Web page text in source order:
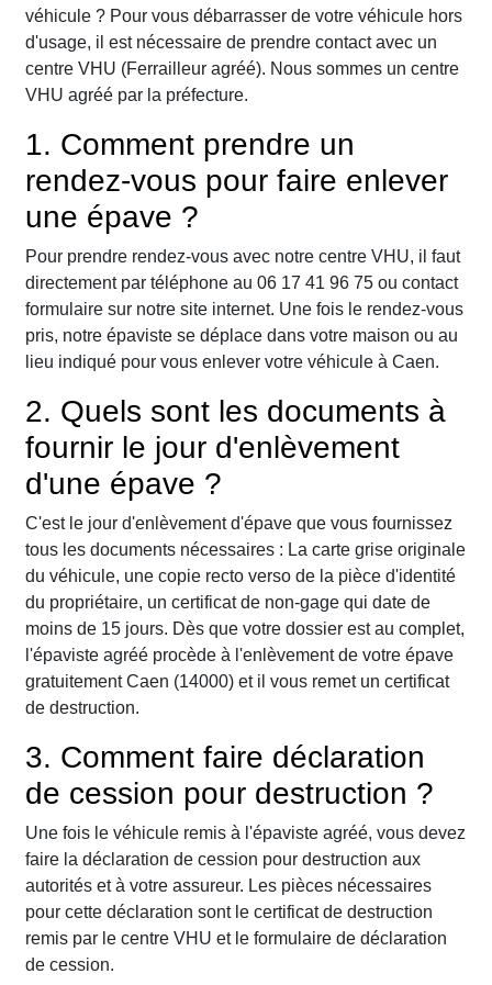
véhicule ? Pour vous débarrasser de votre véhicule hors
d'usage, il est nécessaire de prendre contact avec un
centre VHU (Ferrailleur agréé). Nous sommes un centre
VHU agréé par la préfecture.
1. Comment prendre un
rendez-vous pour faire enlever
une épave ?
Pour prendre rendez-vous avec notre centre VHU, il faut
directement par téléphone au 06 17 41 96 75 ou contact
formulaire sur notre site internet. Une fois le rendez-vous
pris, notre épaviste se déplace dans votre maison ou au
lieu indiqué pour vous enlever votre véhicule à Caen.
2. Quels sont les documents à
fournir le jour d'enlèvement
d'une épave ?
C'est le jour d'enlèvement d'épave que vous fournissez
tous les documents nécessaires : La carte grise originale
du véhicule, une copie recto verso de la pièce d'identité
du propriétaire, un certificat de non-gage qui date de
moins de 15 jours. Dès que votre dossier est au complet,
l'épaviste agréé procède à l'enlèvement de votre épave
gratuitement Caen (14000) et il vous remet un certificat
de destruction.
3. Comment faire déclaration
de cession pour destruction ?
Une fois le véhicule remis à l'épaviste agréé, vous devez
faire la déclaration de cession pour destruction aux
autorités et à votre assureur. Les pièces nécessaires
pour cette déclaration sont le certificat de destruction
remis par le centre VHU et le formulaire de déclaration
de cession.